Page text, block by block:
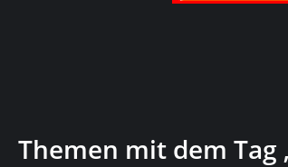
Themen mit dem Tag